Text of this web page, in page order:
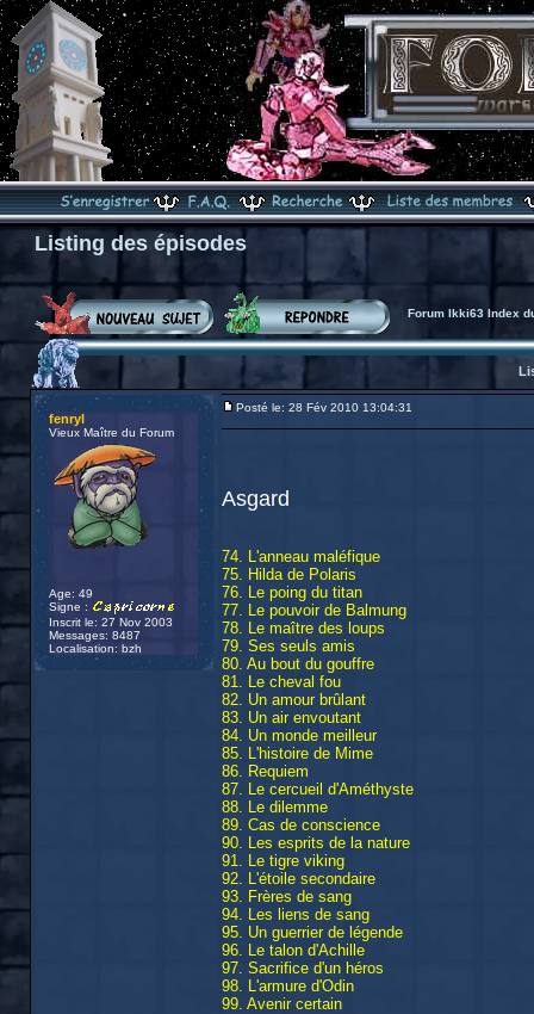
Listing des épisodes
Forum Ikki63 Index
fenryl
Vieux Maître du Forum
Age: 49
Signe :
Inscrit le: 27 Nov 2003
Messages: 8487
Localisation: bzh
Posté le: 28 Fév 2010 13:04:31
Asgard
74. L'anneau maléfique
75. Hilda de Polaris
76. Le poing du titan
77. Le pouvoir de Balmung
78. Le maître des loups
79. Ses seuls amis
80. Au bout du gouffre
81. Le cheval fou
82. Un amour brûlant
83. Un air envoutant
84. Un monde meilleur
85. L'histoire de Mime
86. Requiem
87. Le cercueil d'Améthyste
88. Le dilemme
89. Cas de conscience
90. Les esprits de la nature
91. Le tigre viking
92. L'étoile secondaire
93. Frères de sang
94. Les liens de sang
95. Un guerrier de légende
96. Le talon d'Achille
97. Sacrifice d'un héros
98. L'armure d'Odin
99. Avenir certain